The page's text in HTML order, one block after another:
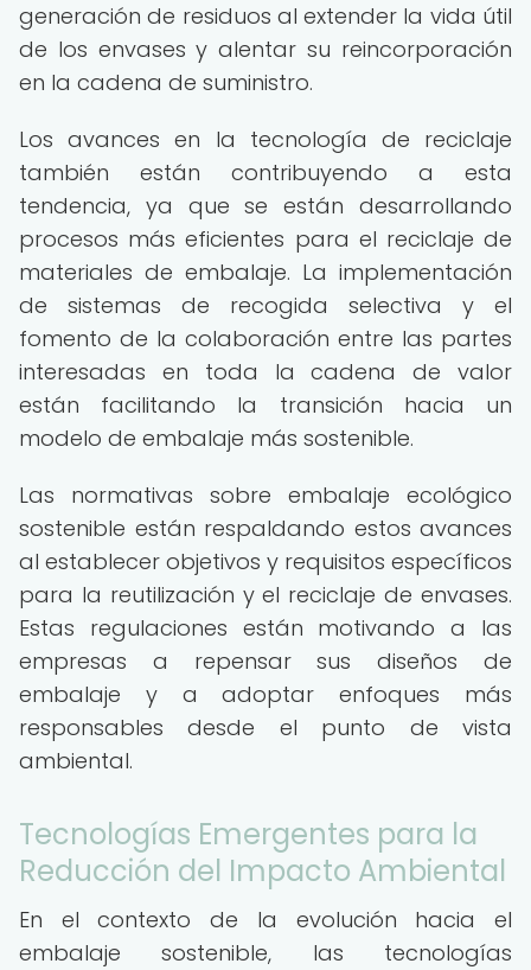
generación de residuos al extender la vida útil
de los envases y alentar su reincorporación
en la cadena de suministro.
Los avances en la tecnología de reciclaje
también están contribuyendo a esta
tendencia, ya que se están desarrollando
procesos más eficientes para el reciclaje de
materiales de embalaje. La implementación
de sistemas de recogida selectiva y el
fomento de la colaboración entre las partes
interesadas en toda la cadena de valor
están facilitando la transición hacia un
modelo de embalaje más sostenible.
Las normativas sobre embalaje ecológico
sostenible están respaldando estos avances
al establecer objetivos y requisitos específicos
para la reutilización y el reciclaje de envases.
Estas regulaciones están motivando a las
empresas a repensar sus diseños de
embalaje y a adoptar enfoques más
responsables desde el punto de vista
ambiental.
Tecnologías Emergentes para la
Reducción del Impacto Ambiental
En el contexto de la evolución hacia el
embalaje sostenible, las tecnologías